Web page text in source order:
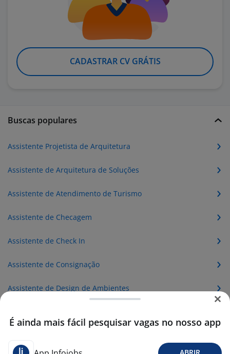
CADASTRAR CV GRÁTIS
Buscas populares
Assistente Projetista de Arquitetura
Assistente de Arquitetura de Soluções
Assistente de Atendimento de Turismo
Assistente de Checagem
Assistente de Check In
Assistente de Consignação
Assistente de Design de Ambientes
É ainda mais fácil pesquisar vagas no nosso app